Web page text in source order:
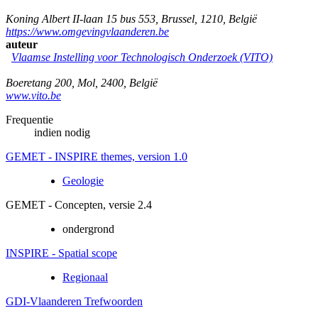
Koning Albert II-laan 15 bus 553 Brussel 1210 België
https://www.omgevingvlaanderen.be
auteur
Vlaamse Instelling voor Technologisch Onderzoek (VITO)
Boeretang 200 Mol 2400 België
www.vito.be
Frequentie
indien nodig
GEMET - INSPIRE themes, version 1.0
Geologie
GEMET - Concepten, versie 2.4
ondergrond
INSPIRE - Spatial scope
Regionaal
GDI-Vlaanderen Trefwoorden